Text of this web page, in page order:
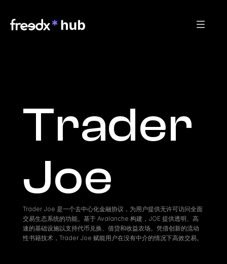
Trader
Joe
Trader Joe 是一个去中心化金融协议，为用户提供无许可访问全面
交易生态系统的功能。基于 Avalanche 构建，JOE 提供透明、高
速的基础设施以支持代币兑换、借贷和收益农场。凭借创新的流动
性书籍技术，Trader Joe 赋能用户在没有中介的情况下高效交易。